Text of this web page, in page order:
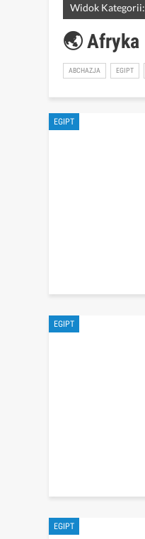
Widok Kategorii:
🌏 Afryka
ABCHAZJA EGIPT
EGIPT
EGIPT
EGIPT